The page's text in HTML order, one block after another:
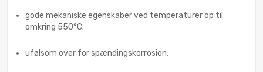
gode mekaniske egenskaber ved temperaturer op til
omkring 550°C;
ufølsom over for spændingskorrosion;